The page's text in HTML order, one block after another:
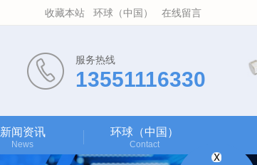
收藏本站 环球（中国） 在线留言
服务热线
13551116330
新闻资讯
News
环球（中国）
Contact